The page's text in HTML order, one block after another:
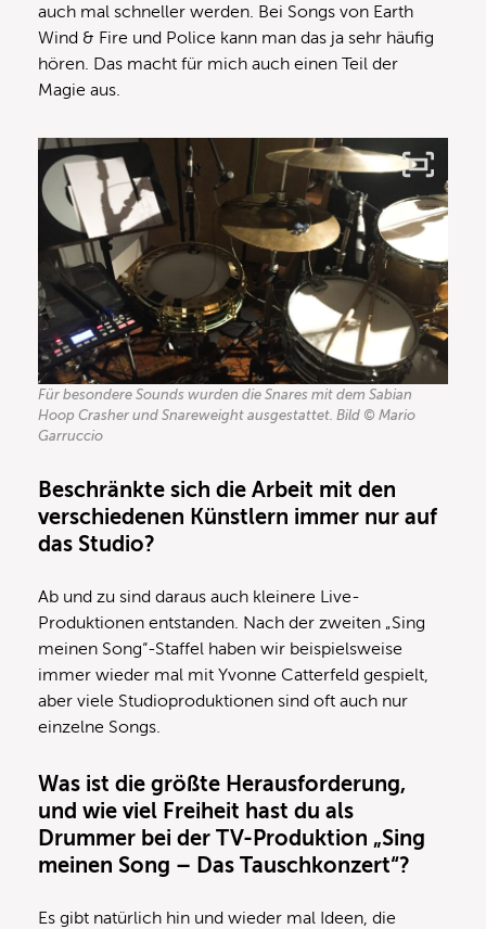
auch mal schneller werden. Bei Songs von Earth
Wind & Fire und Police kann man das ja sehr häufig
hören. Das macht für mich auch einen Teil der
Magie aus.
Für besondere Sounds wurden die Snares mit dem Sabian
Hoop Crasher und Snareweight ausgestattet. Bild © Mario
Garruccio
Beschränkte sich die Arbeit mit den
verschiedenen Künstlern immer nur auf
das Studio?
Ab und zu sind daraus auch kleinere Live-
Produktionen entstanden. Nach der zweiten „Sing
meinen Song“-Staffel haben wir beispielsweise
immer wieder mal mit Yvonne Catterfeld gespielt,
aber viele Studioproduktionen sind oft auch nur
einzelne Songs.
Was ist die größte Herausforderung,
und wie viel Freiheit hast du als
Drummer bei der TV-Produktion „Sing
meinen Song – Das Tauschkonzert“?
Es gibt natürlich hin und wieder mal Ideen, die